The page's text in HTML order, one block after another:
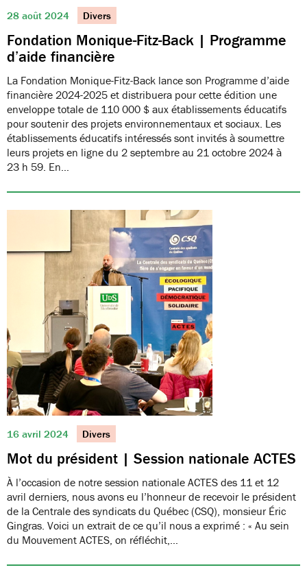
28 août 2024 Divers
Fondation Monique-Fitz-Back | Programme
d’aide financière
La Fondation Monique-Fitz-Back lance son Programme d’aide
financière 2024-2025 et distribuera pour cette édition une
enveloppe totale de 110 000 $ aux établissements éducatifs
pour soutenir des projets environnementaux et sociaux. Les
établissements éducatifs intéressés sont invités à soumettre
leurs projets en ligne du 2 septembre au 21 octobre 2024 à
23 h 59. En…
16 avril 2024 Divers
Mot du président | Session nationale ACTES
À l’occasion de notre session nationale ACTES des 11 et 12
avril derniers, nous avons eu l’honneur de recevoir le président
de la Centrale des syndicats du Québec (CSQ), monsieur Éric
Gingras. Voici un extrait de ce qu’il nous a exprimé : « Au sein
du Mouvement ACTES, on réfléchit,…